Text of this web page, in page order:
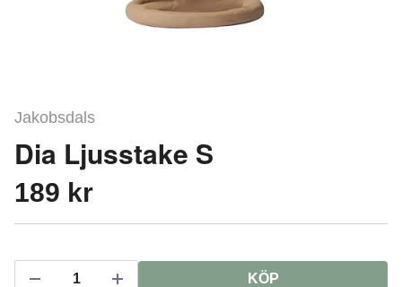
Jakobsdals
Dia Ljusstake S
189 kr
KÖP